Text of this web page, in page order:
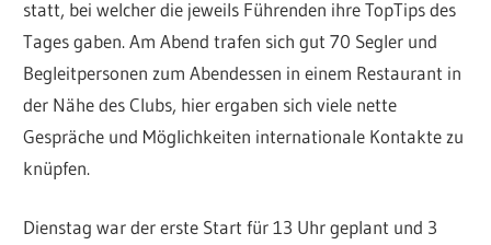
statt, bei welcher die jeweils Führenden ihre TopTips des
Tages gaben. Am Abend trafen sich gut 70 Segler und
Begleitpersonen zum Abendessen in einem Restaurant in
der Nähe des Clubs, hier ergaben sich viele nette
Gespräche und Möglichkeiten internationale Kontakte zu
knüpfen.
Dienstag war der erste Start für 13 Uhr geplant und 3